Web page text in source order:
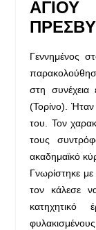
Γεννημένος
στη συνέχεια
(Τορίνο). Ήταν
του. Τον
τους
ακαδημαϊκό
Γνωρίστηκε
τον κάλεσε